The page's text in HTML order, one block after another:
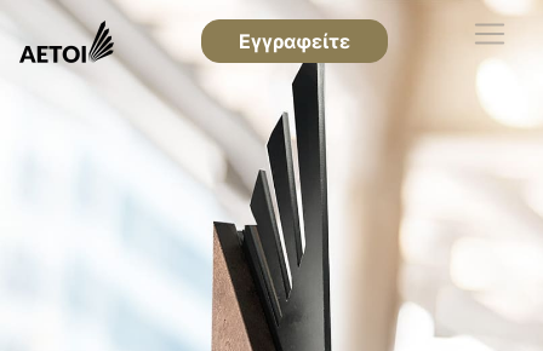
Εγγραφείτε